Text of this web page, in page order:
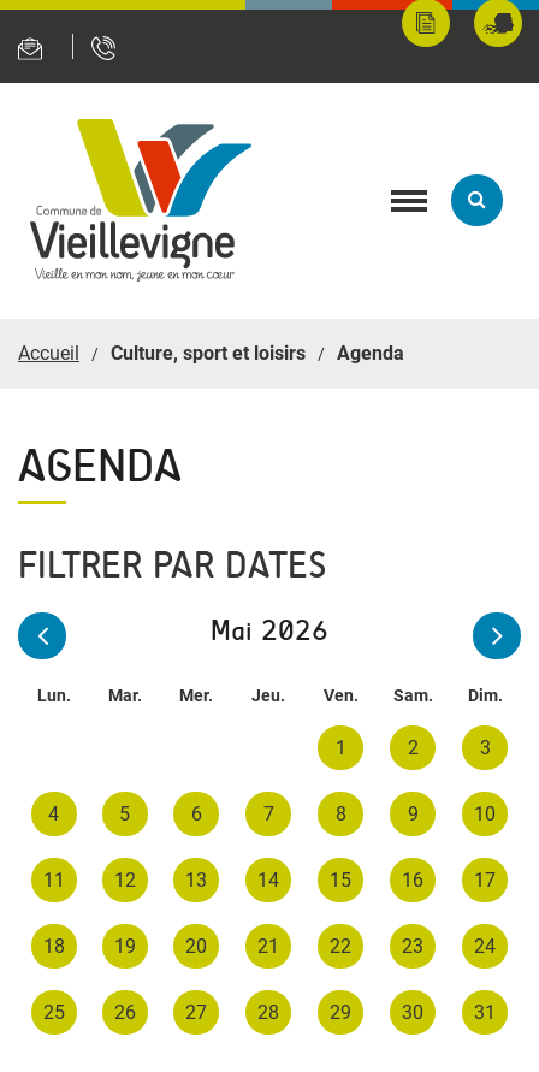
Mes
démarches
Toggle
Accueil Culture, sport et loisirs Agenda
AGENDA
FILTRER PAR DATES
Mai 2026
Lun. Mar. Mer. Jeu. Ven. Sam. Dim.
1 2 3
4 5 6 7 8 9 10
11 12 13 14 15 16 17
18 19 20 21 22 23 24
25 26 27 28 29 30 31
Panneau de gestion des cookies